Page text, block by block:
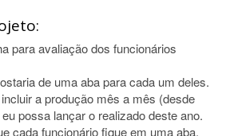
para avaliação dos funcionários
de uma aba para cada um deles.
a produção mês a mês (desde
possa lançar o realizado deste ano.
cada funcionário fique em uma aba,